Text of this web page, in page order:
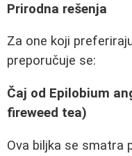
Prirodna rešenja
Za one koji
preporučuje se:
Čaj od Epilobium
fireweed tea)
Ova biljka se smatra